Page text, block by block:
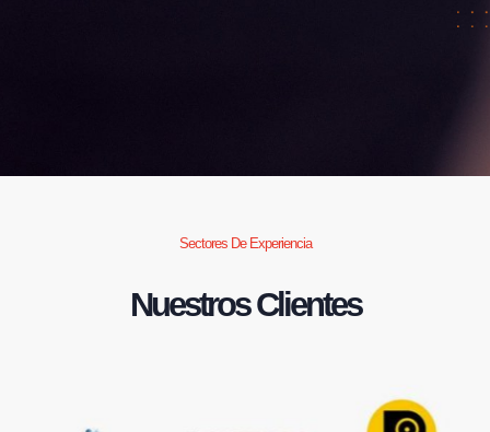
Sectores De Experiencia
Nuestros Clientes